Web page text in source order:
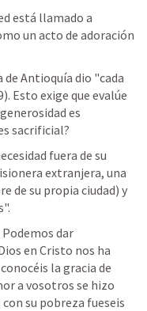
está llamado a
un acto de adoración
Antioquía dio "cada
Esto exige que evalúe
es
sacrificial?
fuera de su
extranjera, una
de su propia ciudad) y
Podemos dar
en Cristo nos ha
la gracia de
a vosotros se hizo
su pobreza fueseis